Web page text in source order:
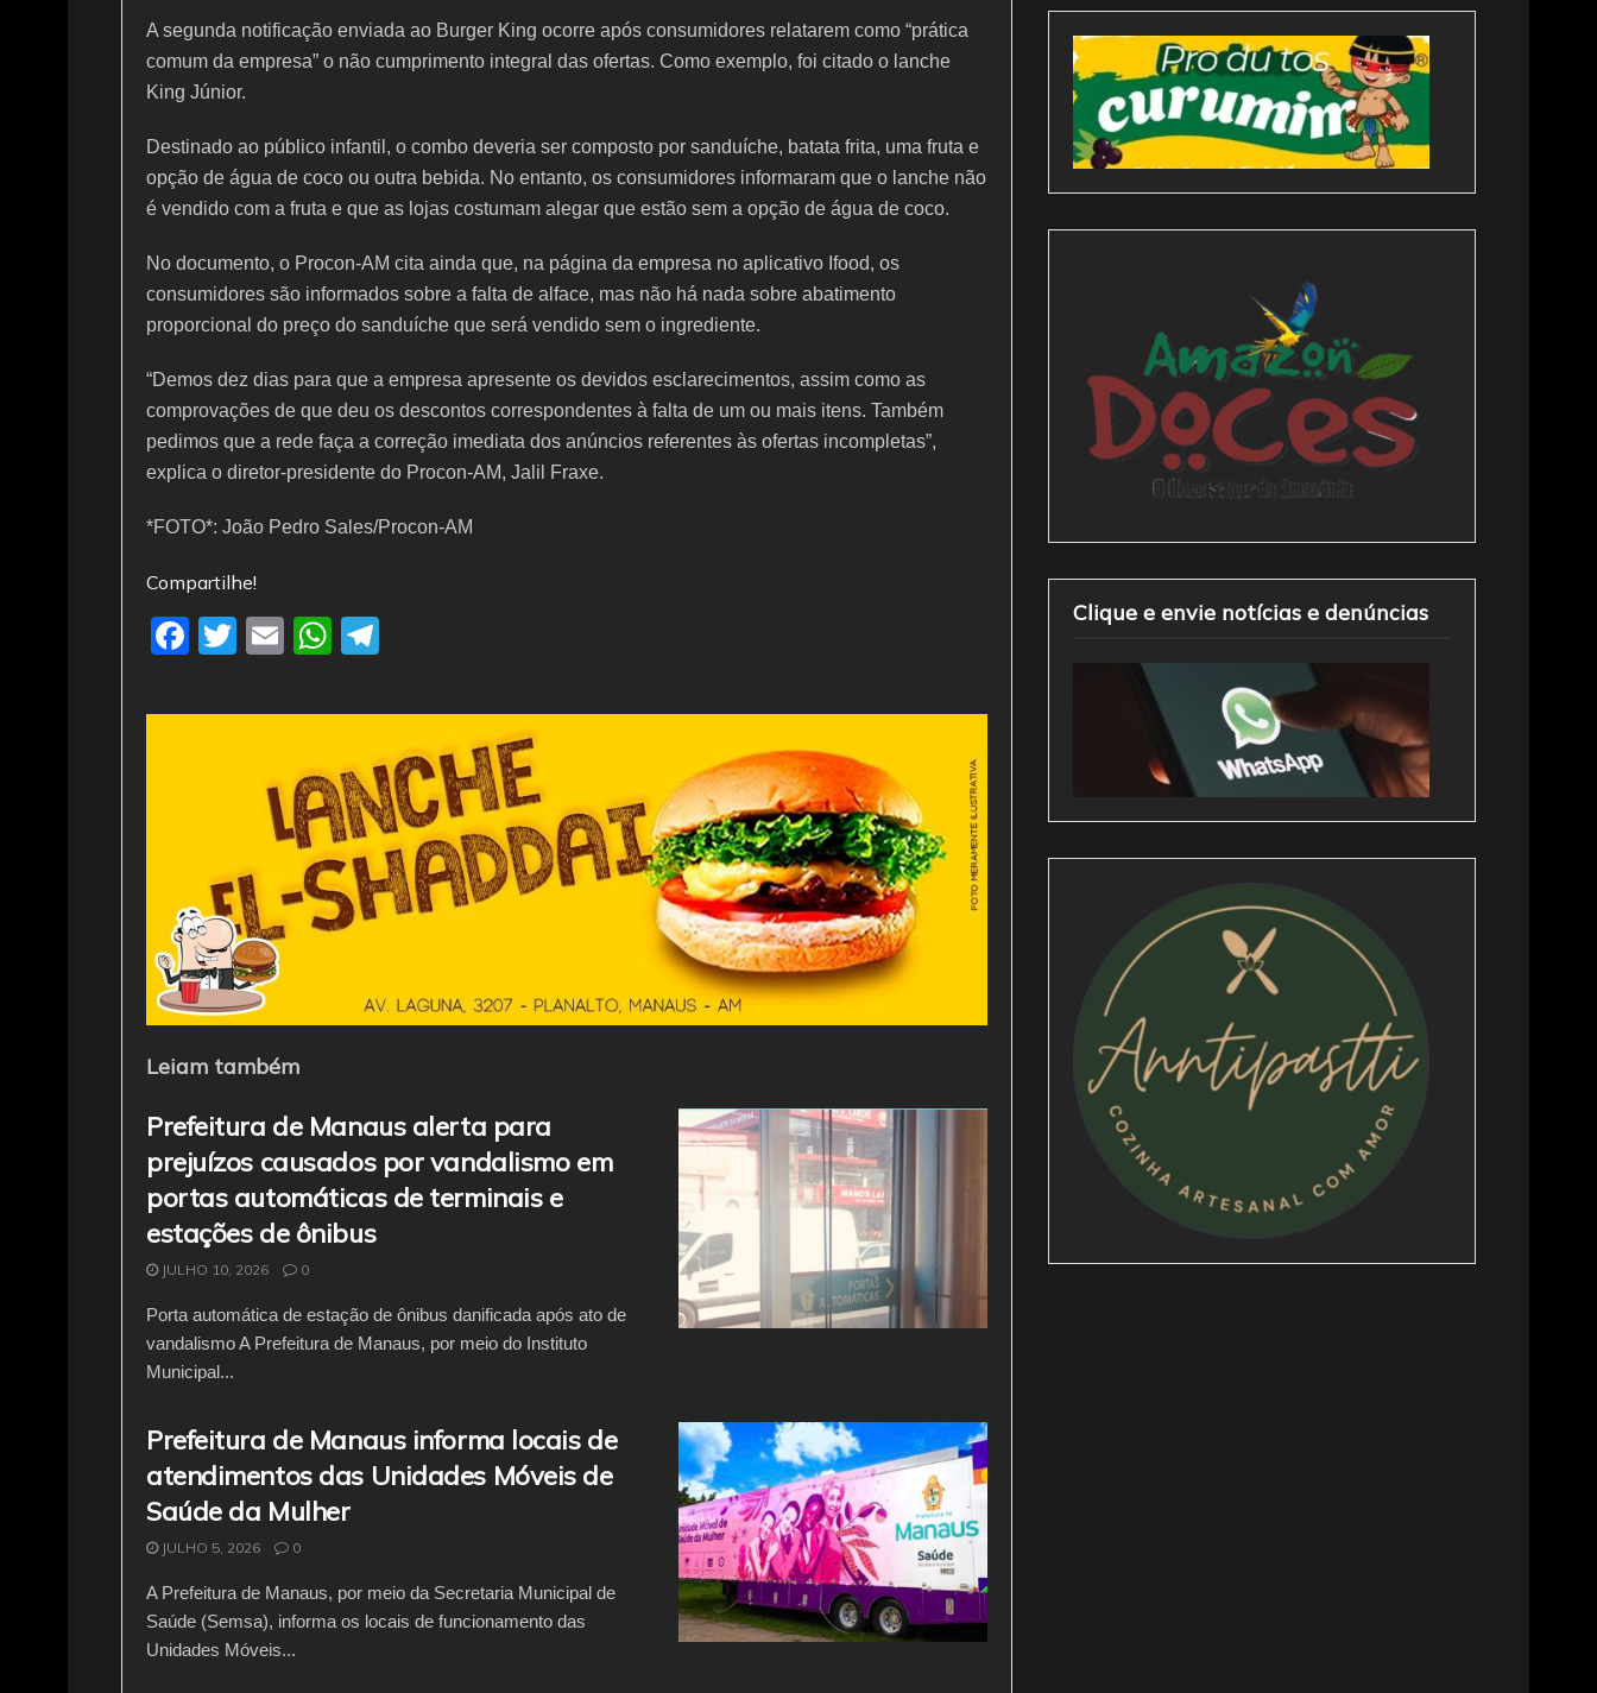
A segunda notificação enviada ao Burger King ocorre após consumidores relatarem como “prática
comum da empresa” o não cumprimento integral das ofertas. Como exemplo, foi citado o lanche
King Júnior.
Destinado ao público infantil, o combo deveria ser composto por sanduíche, batata frita, uma fruta e
opção de água de coco ou outra bebida. No entanto, os consumidores informaram que o lanche não
é vendido com a fruta e que as lojas costumam alegar que estão sem a opção de água de coco.
No documento, o Procon-AM cita ainda que, na página da empresa no aplicativo Ifood, os
consumidores são informados sobre a falta de alface, mas não há nada sobre abatimento
proporcional do preço do sanduíche que será vendido sem o ingrediente.
“Demos dez dias para que a empresa apresente os devidos esclarecimentos, assim como as
comprovações de que deu os descontos correspondentes à falta de um ou mais itens. Também
pedimos que a rede faça a correção imediata dos anúncios referentes às ofertas incompletas”,
explica o diretor-presidente do Procon-AM, Jalil Fraxe.
*FOTO*: João Pedro Sales/Procon-AM
Compartilhe!
F
c
k
T
itt
E
ai
W
at
A
p
p
e
gr
a
m
Leiam também
Prefeitura de Manaus alerta para
prejuízos causados por vandalismo em
portas automáticas de terminais e
estações de ônibus
JULHO 10, 2026 0
Porta automática de estação de ônibus danificada após ato de
vandalismo A Prefeitura de Manaus, por meio do Instituto
Municipal...
Prefeitura de Manaus informa locais de
atendimentos das Unidades Móveis de
Saúde da Mulher
JULHO 5, 2026 0
A Prefeitura de Manaus, por meio da Secretaria Municipal de
Saúde (Semsa), informa os locais de funcionamento das
Unidades Móveis...
Clique e envie notícias e denúncias